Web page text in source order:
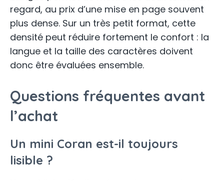
regard, au prix d’une mise en page souvent
plus dense. Sur un très petit format, cette
densité peut réduire fortement le confort : la
langue et la taille des caractères doivent
donc être évaluées ensemble.
Questions fréquentes avant
l’achat
Un mini Coran est-il toujours
lisible ?